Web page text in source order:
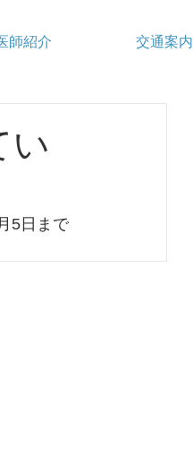
師紹介 交通案内
い
5日まで